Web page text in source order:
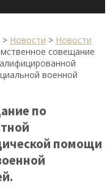
> Новости > Новости
совещание
военной
по
помощи